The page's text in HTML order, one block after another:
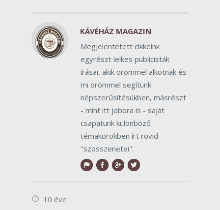
KÁVÉHÁZ MAGAZIN
Megjelentetett cikkeink
egyrészt lelkes publicisták
írásai, akik örömmel alkotnak és
mi örömmel segítünk
népszerűsítésükben, másrészt
- mint itt jobbra is - saját
csapatunk különböző
témakörökben írt rövid
"szösszenetei".
10 éve